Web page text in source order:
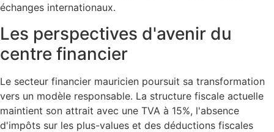
échanges internationaux.
Les perspectives d'avenir du
centre financier
Le secteur financier mauricien poursuit sa transformation
vers un modèle responsable. La structure fiscale actuelle
maintient son attrait avec une TVA à 15%, l'absence
d'impôts sur les plus-values et des déductions fiscales